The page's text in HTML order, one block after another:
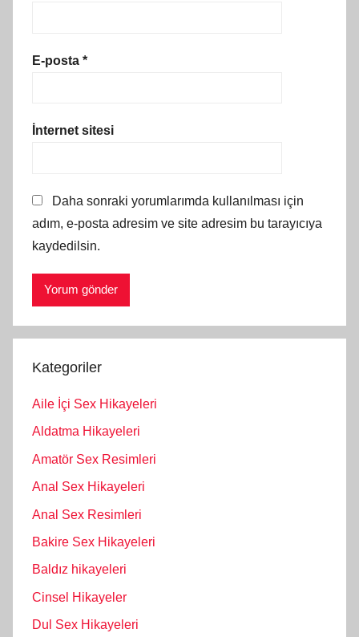
E-posta *
İnternet sitesi
Daha sonraki yorumlarımda kullanılması için
adım, e-posta adresim ve site adresim bu tarayıcıya
kaydedilsin.
Kategoriler
Aile İçi Sex Hikayeleri
Aldatma Hikayeleri
Amatör Sex Resimleri
Anal Sex Hikayeleri
Anal Sex Resimleri
Bakire Sex Hikayeleri
Baldız hikayeleri
Cinsel Hikayeler
Dul Sex Hikayeleri